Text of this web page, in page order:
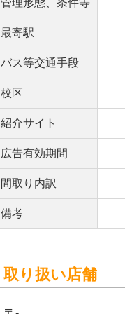
管理形態、条件等
最寄駅
バス等交通手段
校区
紹介サイト
広告有効期間
間取り内訳
備考
取り扱い店舗